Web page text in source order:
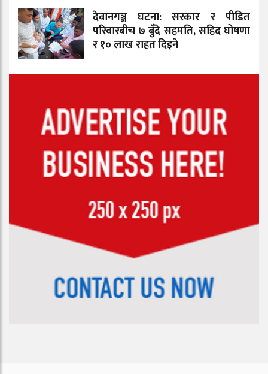
देवानगञ्ज घटना: सरकार र पीडित
परिवारबीच ७ बुँदे सहमति, सहिद घोषणा
र १० लाख राहत दिइने